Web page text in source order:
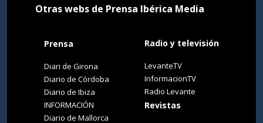
Otras webs de Prensa Ibérica Media
Prensa
Diari de Girona
Diario de Córdoba
Diario de Ibiza
INFORMACIÓN
Diario de Mallorca
Radio y televisión
LevanteTV
InformacionTV
Radio Levante
Revistas